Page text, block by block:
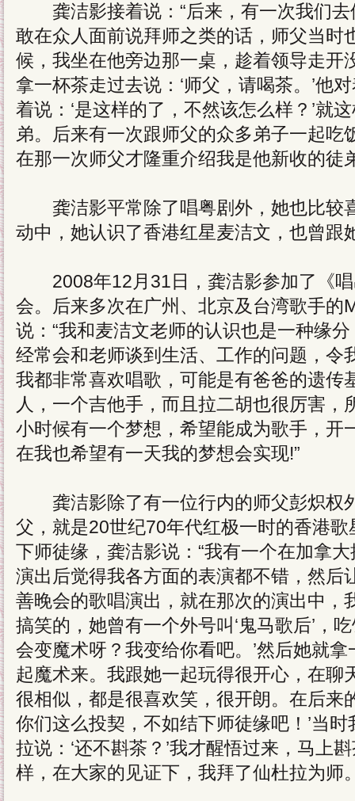
龚洁影接着说：“后来，有一次我们去
敢在众人面前说拜师之类的话，师父当时
候，我坐在他旁边那一桌，趁着领导走开
拿一杯茶走过去说：‘师父，请喝茶。’他
着说：‘是这样的了，不然该怎么样？’就
弟。后来有一次跟师父的众多弟子一起吃
在那一次师父才隆重介绍我是他新收的徒
龚洁影平常除了唱粤剧外，她也比较
动中，她认识了香港红星麦洁文，也曾跟
2008年12月31日，龚洁影参加了《唱
会。后来多次在广州、北京及台湾歌手的
说：“我和麦洁文老师的认识也是一种缘
经常会和老师谈到生活、工作的问题，令
我都非常喜欢唱歌，可能是有爸爸的遗传
人，一个吉他手，而且拉二胡也很厉害，
小时候有一个梦想，希望能成为歌手，开
在我也希望有一天我的梦想会实现!”
龚洁影除了有一位行内的师父彭炽权
父，就是20世纪70年代红极一时的香港
下师徒缘，龚洁影说：“我有一个在加拿
演出后觉得我各方面的表演都不错，然后
善晚会的歌唱演出，就在那次的演出中，
搞笑的，她曾有一个外号叫‘鬼马歌后’，
会变魔术呀？我变给你看吧。’然后她就
起魔术来。我跟她一起玩得很开心，在聊
很相似，都是很喜欢笑，很开朗。在后来
你们这么投契，不如结下师徒缘吧！’当
拉说：‘还不斟茶？’我才醒悟过来，马上
样，在大家的见证下，我拜了仙杜拉为师